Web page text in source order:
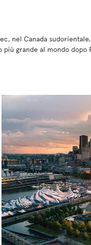
nel Canada
grande al mondo